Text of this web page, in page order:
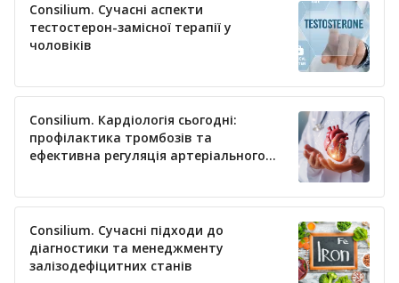
Consilium. Сучасні аспекти
тестостерон-замісної терапії у
чоловіків
Consilium. Кардіологія сьогодні:
профілактика тромбозів та
ефективна регуляція артеріального
Consilium. Сучасні підходи до
діагностики та менеджменту
залізодефіцитних станів